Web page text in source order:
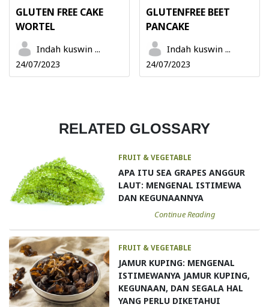
GLUTEN FREE CAKE
WORTEL
Indah kuswin ...
24/07/2023
GLUTENFREE BEET
PANCAKE
Indah kuswin ...
24/07/2023
RELATED GLOSSARY
FRUIT & VEGETABLE
APA ITU SEA GRAPES ANGGUR
LAUT: MENGENAL ISTIMEWA
DAN KEGUNAANNYA
Continue Reading
FRUIT & VEGETABLE
JAMUR KUPING: MENGENAL
ISTIMEWANYA JAMUR KUPING,
KEGUNAAN, DAN SEGALA HAL
YANG PERLU DIKETAHUI